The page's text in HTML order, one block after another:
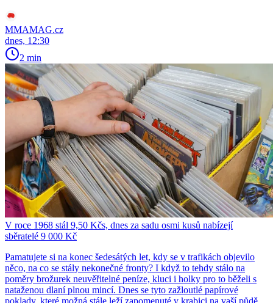
MMAMAG.cz
dnes, 12:30
2 min
V roce 1968 stál 9,50 Kčs, dnes za sadu osmi kusů nabízejí
sběratelé 9 000 Kč
Pamatujete si na konec šedesátých let, kdy se v trafikách objevilo
něco, na co se stály nekonečné fronty? I když to tehdy stálo na
poměry brožurek neuvěřitelné peníze, kluci i holky pro to běželi s
nataženou dlaní plnou mincí. Dnes se tyto zažloutlé papírové
poklady, které možná stále leží zapomenuté v krabici na vaší půdě